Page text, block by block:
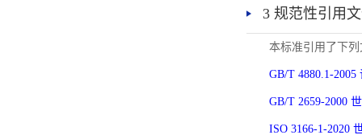
3 规范性引用
本标准引用了下
GB/T 4880.1-
GB/T 2659-2000
ISO 3166-1-2020